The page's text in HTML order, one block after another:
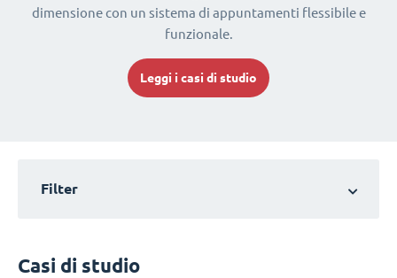
dimensione con un sistema di appuntamenti flessibile e
funzionale.
Leggi i casi di studio
Filter
Casi di studio